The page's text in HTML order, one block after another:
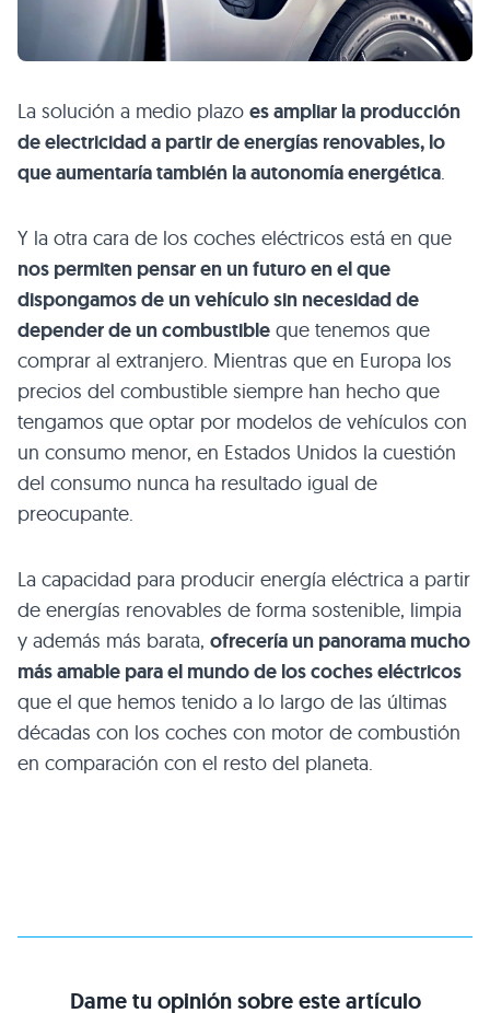
La solución a medio plazo es ampliar la producción
de electricidad a partir de energías renovables, lo
que aumentaría también la autonomía energética.
Y la otra cara de los coches eléctricos está en que
nos permiten pensar en un futuro en el que
dispongamos de un vehículo sin necesidad de
depender de un combustible que tenemos que
comprar al extranjero. Mientras que en Europa los
precios del combustible siempre han hecho que
tengamos que optar por modelos de vehículos con
un consumo menor, en Estados Unidos la cuestión
del consumo nunca ha resultado igual de
preocupante.
La capacidad para producir energía eléctrica a partir
de energías renovables de forma sostenible, limpia
y además más barata, ofrecería un panorama mucho
más amable para el mundo de los coches eléctricos
que el que hemos tenido a lo largo de las últimas
décadas con los coches con motor de combustión
en comparación con el resto del planeta.
Dame tu opinión sobre este artículo